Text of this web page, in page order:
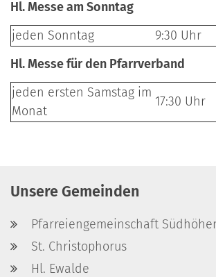
Hl. Messe am Sonntag
jeden Sonntag
9:30 Uhr
Hl. Messe für den Pfarrverband
jeden ersten Samstag im
Monat
17:30 Uhr
Unsere Gemeinden
Pfarreiengemeinschaft
St. Christophorus
Hl. Ewalde